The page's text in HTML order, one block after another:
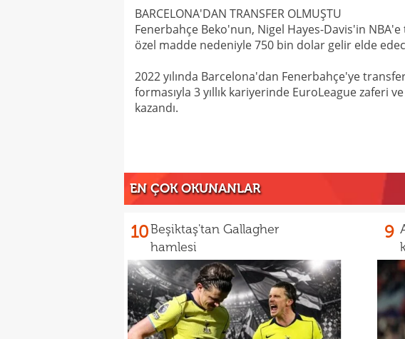
BARCELONA'DAN TRANSFER OLMUŞTU
Fenerbahçe Beko'nun, Nigel Hayes-Davis'in
özel madde nedeniyle 750 bin dolar gelir elde
2022 yılında Barcelona'dan Fenerbahçe'ye
formasıyla 3 yıllık kariyerinde EuroLeague zaferi
kazandı.
EN ÇOK OKUNANLAR
10Beşiktaş'tan Gallagher
hamlesi
9